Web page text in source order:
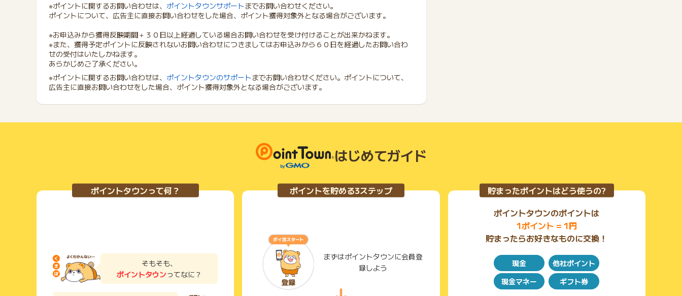
※ポイントに関するお問い合わせは、 ポイントタウンサポートまでお問い合わせください。
ポイントについて、広告主に直接お問い合わせをした場合、ポイント獲得対象外となる場合がございます。
※お申込みから獲得反映期間＋３０日以上経過している場合お問い合わせを受け付けることが出来かねます。
※また、獲得予定ポイントに反映されないお問い合わせにつきましてはお申込みから６０日を経過したお問い合わ
せの受付はいたしかねます。
あらかじめご了承ください。
※ポイントに関するお問い合わせは、 ポイントタウンのサポートまでお問い合わせください。ポイントについて、
広告主に直接お問い合わせをした場合、ポイント獲得対象外となる場合がございます。
はじめてガイド
ポイントタウンって何？
そもそも、
ポイントタウンってなに？
ポイントを貯める3ステップ
まずはポイントタウンに会員登
録しよう
貯まったポイントはどう使うの?
ポイントタウンのポイントは
1ポイント = 1円
貯まったらお好きなものに交換！
現金
他社ポイント
現金マネー
ギフト券